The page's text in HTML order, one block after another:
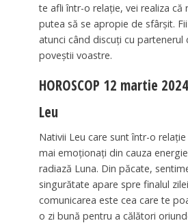
te afli într-o relație, vei realiza că
putea să se apropie de sfârșit.
atunci când discuți cu partenerul
poveștii voastre.
HOROSCOP 12 martie 2024
Leu
Nativii Leu care sunt într-o
mai emoționați din cauza
radiază Luna. Din păcate,
singurătate apare spre finalul
comunicarea este cea care te
o zi bună pentru a călători